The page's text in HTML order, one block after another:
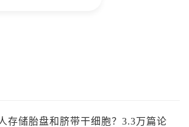
存储胎盘和脐带干细胞？3.3万篇论